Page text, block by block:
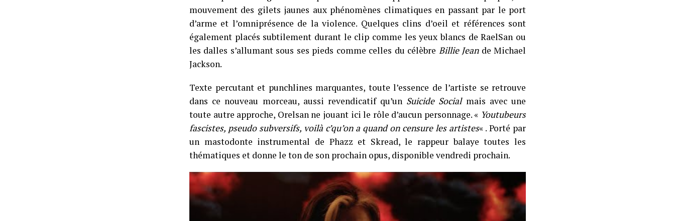
mouvement des gilets jaunes aux phénomènes climatiques en passant par le port
d’arme et l’omniprésence de la violence. Quelques clins d’oeil et références sont
également placés subtilement durant le clip comme les yeux blancs de RaelSan ou
les dalles s’allumant sous ses pieds comme celles du célèbre Billie Jeande Michael
Jackson.
Texte percutant et punchlines marquantes, toute l’essence de l’artiste se retrouve
dans ce nouveau morceau, aussi revendicatif qu’un Suicide Social mais avec une
toute autre approche, Orelsan ne jouant ici le rôle d’aucun personnage. « Youtubeurs
fascistes, pseudo subversifs, voilà c’qu’on a quand on censure les artistes« . Porté par
un mastodonte instrumental de Phazz et Skread, le rappeur balaye toutes les
thématiques et donne le ton de son prochain opus, disponible vendredi prochain.